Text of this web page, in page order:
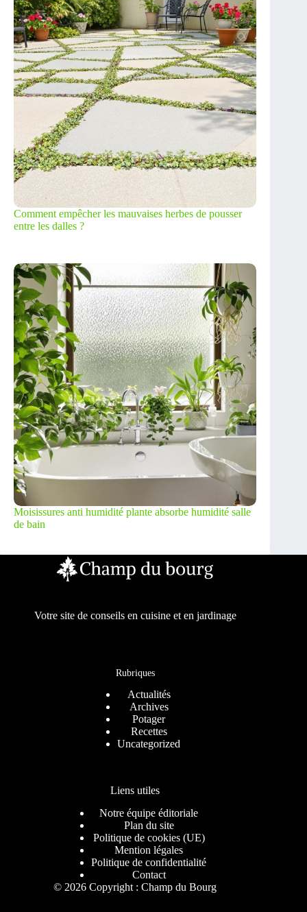
Comment empêcher les mauvaises herbes de pousser
entre les dalles ?
Moisissures anti humidité plante absorbe humidité salle
de bain
Votre site de conseils en cuisine et en jardinage
Rubriques
Actualités
Archives
Potager
Recettes
Uncategorized
Liens utiles
Notre équipe éditoriale
Plan du site
Politique de cookies (UE)
Mention légales
Politique de confidentialité
Contact
© 2026 Copyright : Champ du Bourg